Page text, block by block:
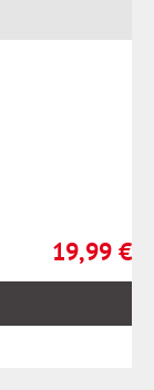
Regulärer
19,99 €